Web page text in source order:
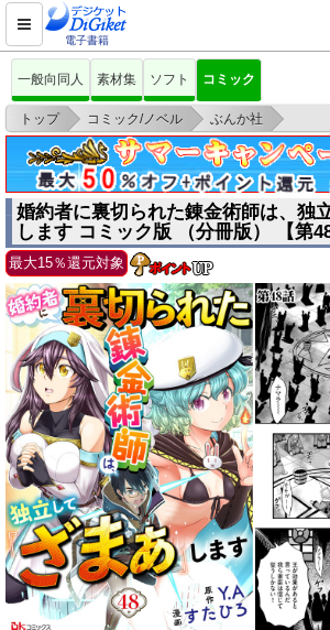
電子書籍
一般向同人 素材集 ソフト コミック
トップ > コミック/ノベル > ぶんか社
>
婚約者に裏切られた錬金術師は、独立して『ざまぁ
（分冊版）
婚約者に裏切られた錬金術師は、独
します コミック版 （分冊版） 【第48
最大15％還元対象